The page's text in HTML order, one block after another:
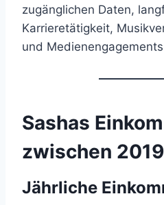
zugänglichen Daten,
Karrieretätigkeit,
und
Sashas
zwischen
Jährliche